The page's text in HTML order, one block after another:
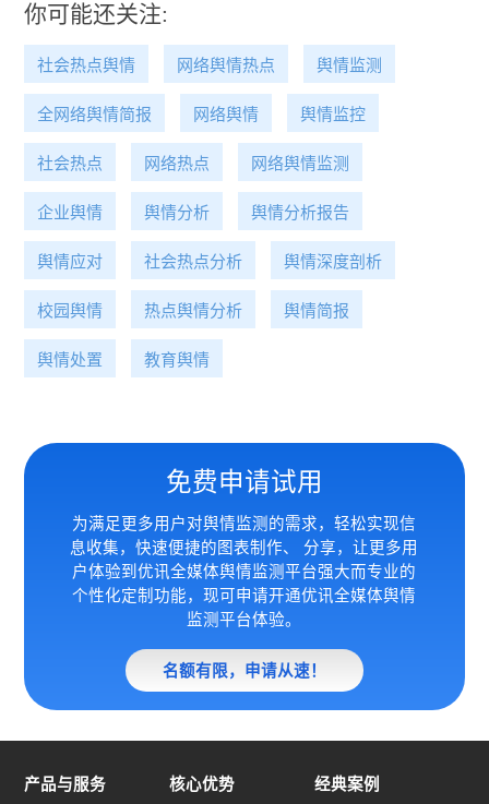
你可能还关注:
社会热点舆情 网络舆情热点 舆情监测
全网络舆情简报 网络舆情 舆情监控
社会热点 网络热点 网络舆情监测
企业舆情 舆情分析 舆情分析报告
舆情应对 社会热点分析 舆情深度剖析
校园舆情 热点舆情分析 舆情简报
舆情处置 教育舆情
免费申请试用
为满足更多用户对舆情监测的需求，轻松实现信
息收集，快速便捷的图表制作、 分享，让更多用
户体验到优讯全媒体舆情监测平台强大而专业的
个性化定制功能，现可申请开通优讯全媒体舆情
监测平台体验。
名额有限，申请从速！
产品与服务 核心优势 经典案例